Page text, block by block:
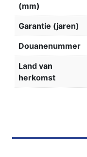
(mm)
Garantie (jaren)
Douanenummer
Land van
herkomst